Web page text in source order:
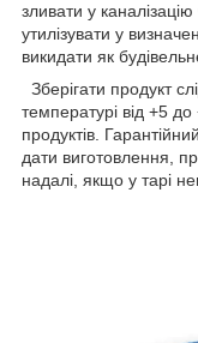
зливати у
утилізувати у
викидати як
Зберігати продукт
температурі від +5 до
продуктів.
дати виготовлення,
надалі, якщо у тарі